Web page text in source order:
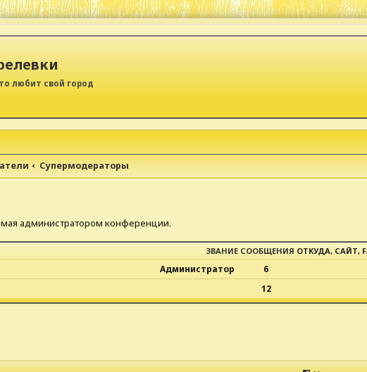
любит свой город
Супермодераторы
администратором конференции.
ЗВАНИЕ СООБЩЕНИЯ ОТКУДА, САЙТ,
Администратор 6
12